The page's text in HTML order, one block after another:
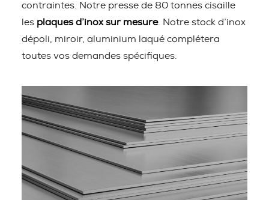
contraintes. Notre presse de 80 tonnes cisaille
les plaques d’inox sur mesure. Notre stock d’inox
dépoli, miroir, aluminium laqué complétera
toutes vos demandes spécifiques.